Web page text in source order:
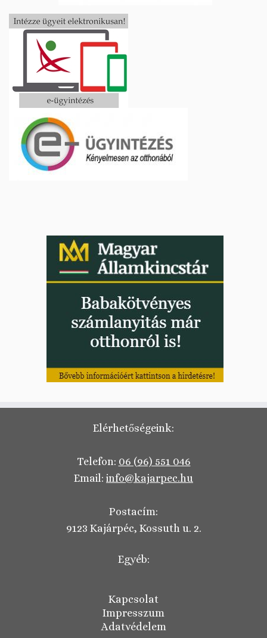
Elérhetőségeink:
Telefon: 06 (96) 551 046
Email: info@kajarpec.hu
Postacím:
9123 Kajárpéc, Kossuth u. 2.
Egyéb:
Kapcsolat
Impresszum
Adatvédelem